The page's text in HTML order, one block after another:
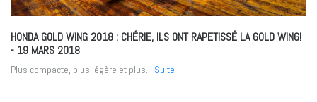
HONDA GOLD WING 2018 : CHÉRIE, ILS ONT RAPETISSÉ LA GOLD WING!
- 19 MARS 2018
Plus compacte, plus légère et plus... Suite